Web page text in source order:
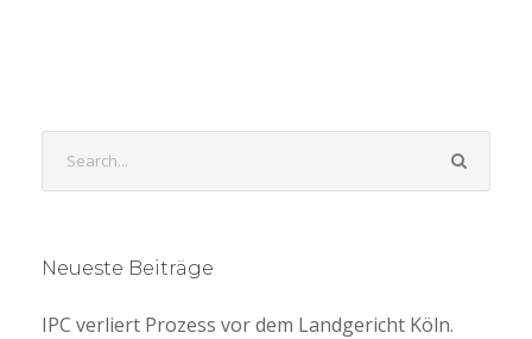
Neueste Beiträge
IPC verliert Prozess vor dem Landgericht Köln.